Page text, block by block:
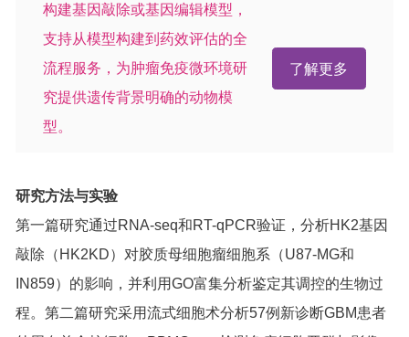
构建基因敲除或基因编辑模型，
支持从模型构建到药效评估的全
流程服务，为肿瘤免疫微环境研
究提供遗传背景明确的动物模
型。
了解更多
研究方法与实验
第一篇研究通过RNA-seq和RT-qPCR验证，分析HK2基因
敲除（HK2KD）对胶质母细胞瘤细胞系（U87-MG和
IN859）的影响，并利用GO富集分析鉴定其调控的生物过
程。第二篇研究采用流式细胞术分析57例新诊断GBM患者